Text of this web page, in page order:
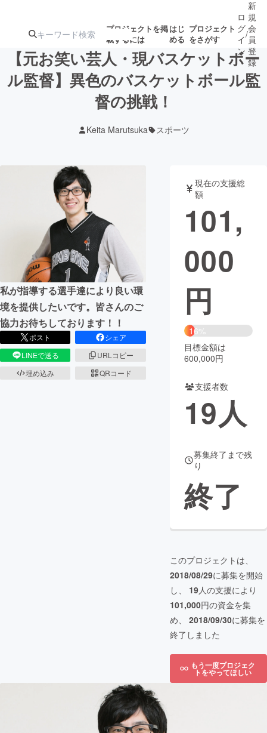
プロジェクトを掲
載するには
はじ
める
プロジェクト
をさがす
注目の新着プロ募集終了が近いプ
テクノロジー・ガジェット
映像・映画 書籍・雑誌
ビジネス・起業 チャレンジ
まちづくり・地域活性化
CAMPFIRE for Social Good
CAMPFIRE Creation
CAMPFIREふるさと納税machi-ya コミュニティ
ロ
グ
イ
ン
/
新
規
会
員
登
録
【元お笑い芸人・現バスケットボー
ル監督】異色のバスケットボール監
督の挑戦！
Keita Marutsuka スポーツ
私が指導する選手達により良い環
境を提供したいです。皆さんのご
協力お待ちしております！！
ポスト
シェア
LINEで送る
URLコピー
埋め込み
QRコード
現在の支援総
額
101,
000
円
16%
目標金額は
600,000円
支援者数
19人
募集終了まで残
り
終了
このプロジェクトは、
2018/08/29に募集を開始
し、 19人の支援により
101,000円の資金を集
め、 2018/09/30に募集を
終了しました
もう一度プロジェク
トをやってほしい